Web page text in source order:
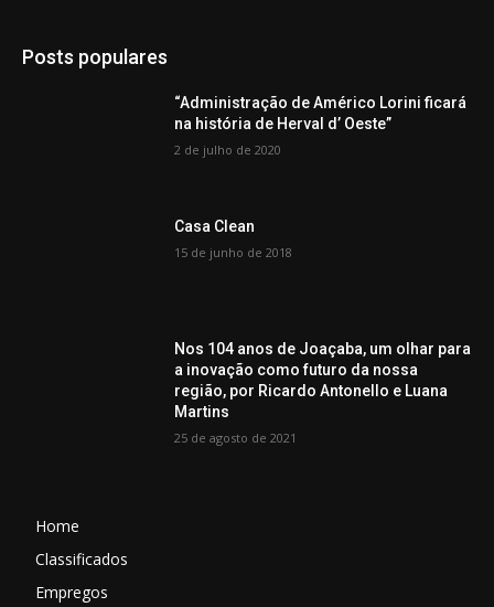
Posts populares
“Administração de Américo Lorini ficará
na história de Herval d’ Oeste”
2 de julho de 2020
Casa Clean
15 de junho de 2018
Nos 104 anos de Joaçaba, um olhar para
a inovação como futuro da nossa
região, por Ricardo Antonello e Luana
Martins
25 de agosto de 2021
Home
Classificados
Empregos